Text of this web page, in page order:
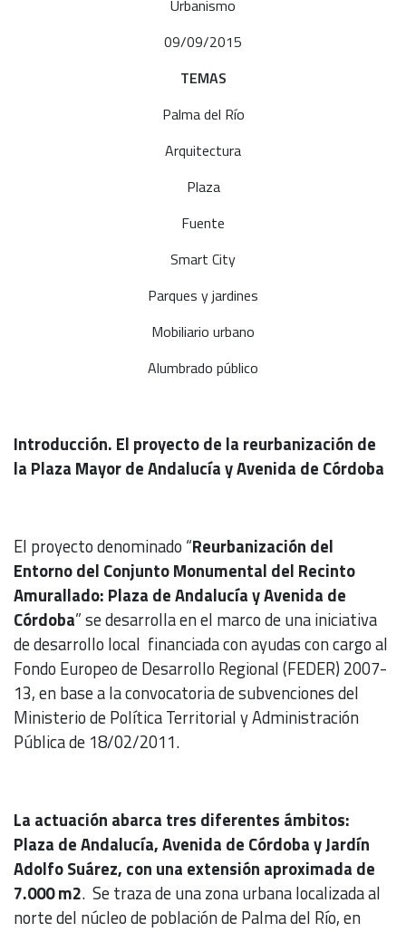
Urbanismo
09/09/2015
TEMAS
Palma del Río
Arquitectura
Plaza
Fuente
Smart City
Parques y jardines
Mobiliario urbano
Alumbrado público
Introducción. El proyecto de la reurbanización de
la Plaza Mayor de Andalucía y Avenida de Córdoba
El proyecto denominado “Reurbanización del
Entorno del Conjunto Monumental del Recinto
Amurallado: Plaza de Andalucía y Avenida de
Córdoba” se desarrolla en el marco de una iniciativa
de desarrollo local financiada con ayudas con cargo al
Fondo Europeo de Desarrollo Regional (FEDER) 2007-
13, en base a la convocatoria de subvenciones del
Ministerio de Política Territorial y Administración
Pública de 18/02/2011.
La actuación abarca tres diferentes ámbitos:
Plaza de Andalucía, Avenida de Córdoba y Jardín
Adolfo Suárez, con una extensión aproximada de
7.000 m2. Se traza de una zona urbana localizada al
norte del núcleo de población de Palma del Río, en